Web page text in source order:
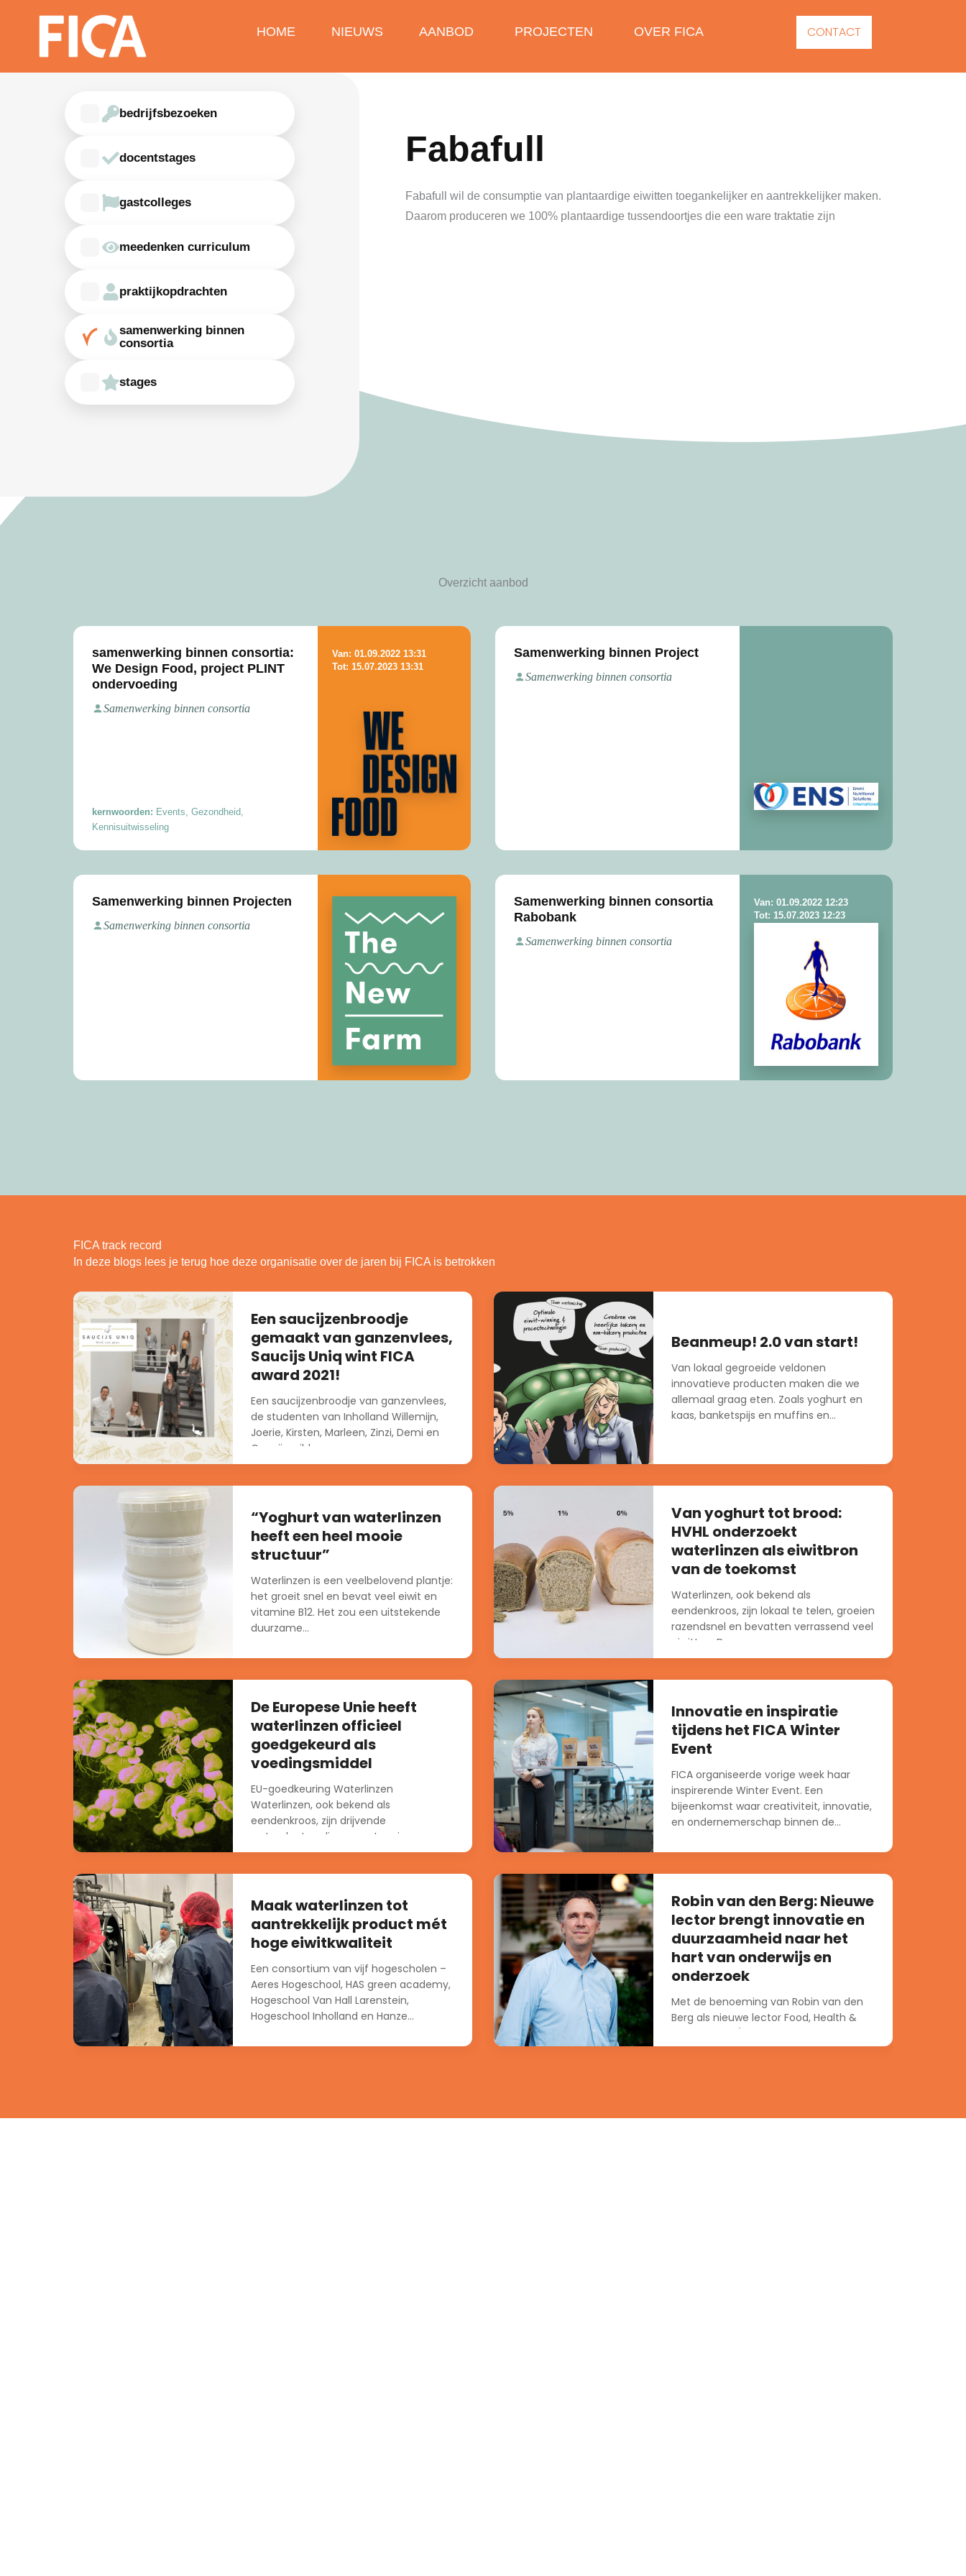
HOME NIEUWS AANBOD PROJECTEN OVER FICA CONTACT
bedrijfsbezoeken
docentstages
gastcolleges
meedenken curriculum
praktijkopdrachten
samenwerking binnen
consortia
stages
Fabafull
Fabafull wil de consumptie van plantaardige eiwitten toegankelijker en aantrekkelijker maken.
Daarom produceren we 100% plantaardige tussendoortjes die een ware traktatie zijn
Overzicht aanbod
samenwerking binnen consortia:
We Design Food, project PLINT
ondervoeding
Samenwerking binnen consortia
kernwoorden: Events, Gezondheid,
Kennisuitwisseling
Van: 01.09.2022 13:31
Tot: 15.07.2023 13:31
Samenwerking binnen Project
Samenwerking binnen consortia
Samenwerking binnen Projecten
Samenwerking binnen consortia
Samenwerking binnen consortia
Rabobank
Samenwerking binnen consortia
Van: 01.09.2022 12:23
Tot: 15.07.2023 12:23
FICA track record
In deze blogs lees je terug hoe deze organisatie over de jaren bij FICA is betrokken
Een saucijzenbroodje
gemaakt van ganzenvlees,
Saucijs Uniq wint FICA
award 2021!
Een saucijzenbroodje van ganzenvlees,
de studenten van Inholland Willemijn,
Joerie, Kirsten, Marleen, Zinzi, Demi en
Cas zijn wild van gans...
Beanmeup! 2.0 van start!
Van lokaal gegroeide veldonen
innovatieve producten maken die we
allemaal graag eten. Zoals yoghurt en
kaas, banketspijs en muffins en...
“Yoghurt van waterlinzen
heeft een heel mooie
structuur”
Waterlinzen is een veelbelovend plantje:
het groeit snel en bevat veel eiwit en
vitamine B12. Het zou een uitstekende
duurzame...
Van yoghurt tot brood:
HVHL onderzoekt
waterlinzen als eiwitbron
van de toekomst
Waterlinzen, ook bekend als
eendenkroos, zijn lokaal te telen, groeien
razendsnel en bevatten verrassend veel
eiwitten. Daarmee vormen ze een...
De Europese Unie heeft
waterlinzen officieel
goedgekeurd als
voedingsmiddel
EU-goedkeuring Waterlinzen
Waterlinzen, ook bekend als
eendenkroos, zijn drijvende
waterplanten die van nature in
stilstaand water groeien. Ze bevatten
Innovatie en inspiratie
tijdens het FICA Winter
Event
FICA organiseerde vorige week haar
inspirerende Winter Event. Een
bijeenkomst waar creativiteit, innovatie,
en ondernemerschap binnen de
Maak waterlinzen tot
aantrekkelijk product mét
hoge eiwitkwaliteit
Een consortium van vijf hogescholen –
Aeres Hogeschool, HAS green academy,
Hogeschool Van Hall Larenstein,
Hogeschool Inholland en Hanze
Robin van den Berg: Nieuwe
lector brengt innovatie en
duurzaamheid naar het
hart van onderwijs en
onderzoek
Met de benoeming van Robin van den
Berg als nieuwe lector Food, Health &
Technology. (het lectoraat is onderdeel
van het Research and Innovation